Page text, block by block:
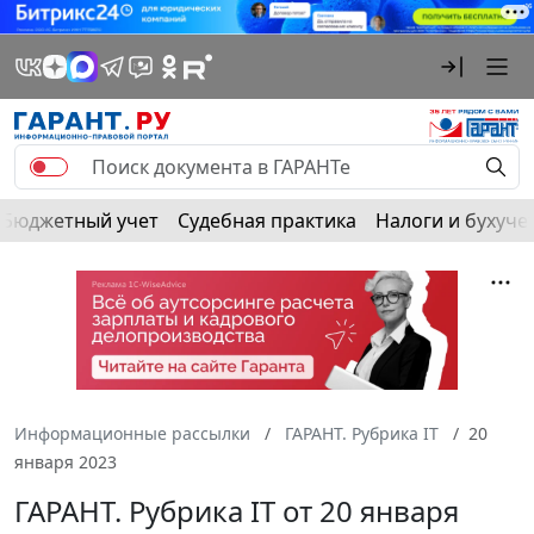
Бюджетный учет Судебная практика Налоги и
Информационные рассылки ГАРАНТ. Рубрика IT
20
января 2023
ГАРАНТ. Рубрика IT от 20 января